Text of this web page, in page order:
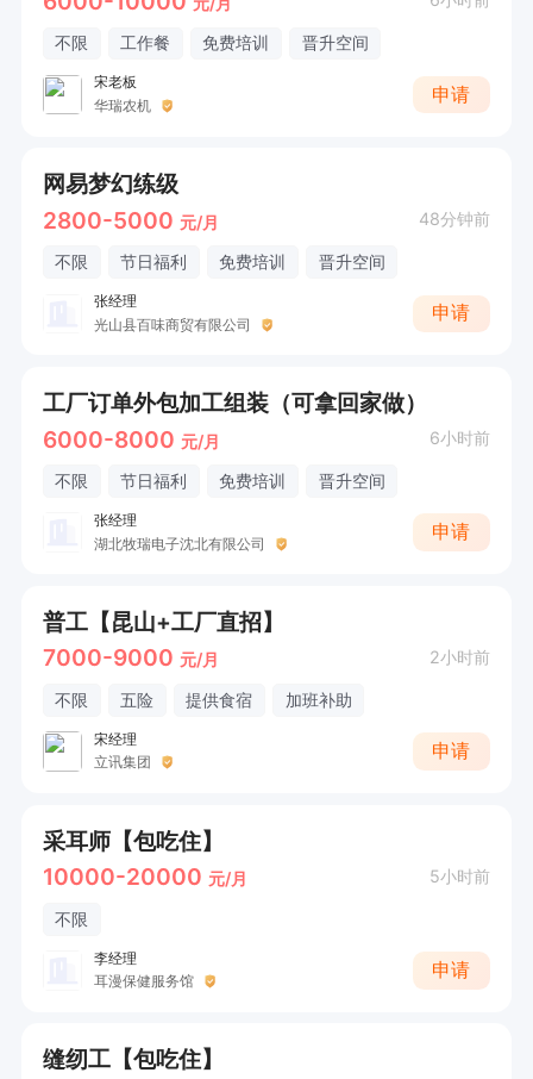
不限 工作餐 免费培训 晋升空间
宋老板
华瑞农机
申请
网易梦幻练级
2800-5000 元/月 48分钟前
不限 节日福利 免费培训 晋升空间
张经理
光山县百味商贸有限公司
申请
工厂订单外包加工组装（可拿回家做）
6000-8000 元/月 6小时前
不限 节日福利 免费培训 晋升空间
张经理
湖北牧瑞电子沈北有限公司
申请
普工【昆山+工厂直招】
7000-9000 元/月 2小时前
不限 五险 提供食宿 加班补助
宋经理
立讯集团
申请
采耳师【包吃住】
10000-20000 元/月 5小时前
不限
李经理
耳漫保健服务馆
申请
缝纫工【包吃住】